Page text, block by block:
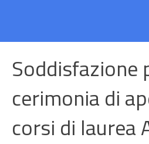
Soddisfazione
cerimonia di
corsi di laurea